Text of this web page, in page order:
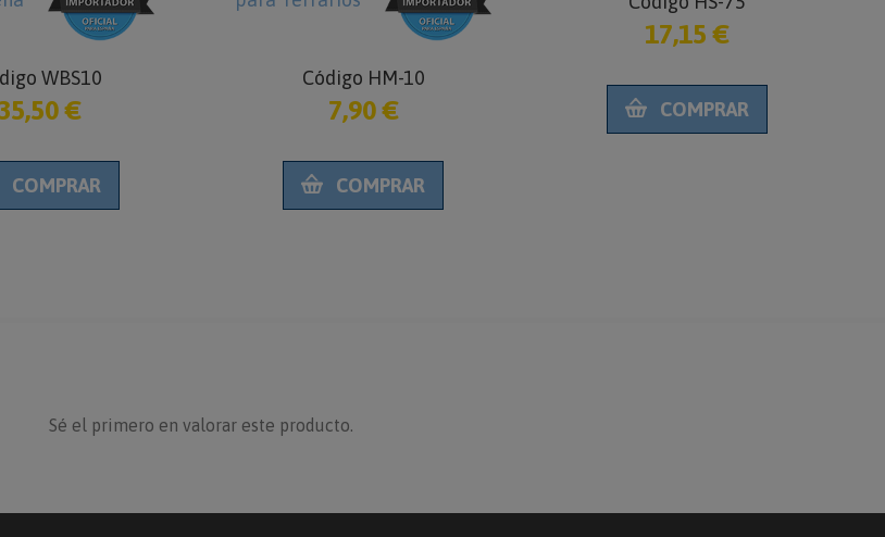
WBS10
€
COMPRAR
Código HM-10
7,90 €
COMPRAR
17,15 €
COMPRAR
Sé el primero en valorar este producto.